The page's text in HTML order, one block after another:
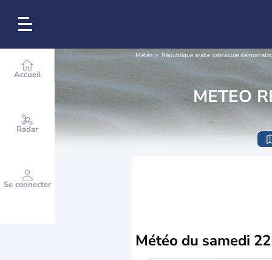
Accueil
Radar
Se connecter
Météo République arabe sahraouie
METEO
Météo du samedi